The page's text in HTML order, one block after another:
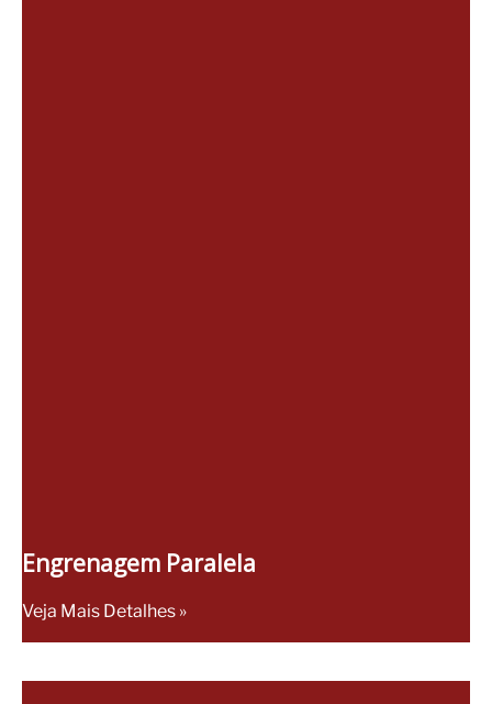
Engrenagem Paralela
Veja Mais Detalhes »